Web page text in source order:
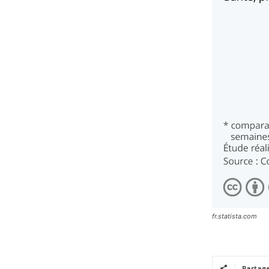
fr.statista.com